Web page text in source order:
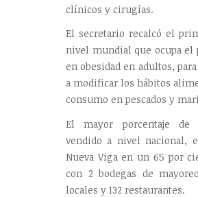
clínicos y cirugías.
El secretario recalcó el
nivel mundial que ocupa el
en obesidad en adultos,
a modificar los hábitos
consumo en pescados y
El mayor porcentaje de
vendido a nivel nacional,
Nueva Viga en un 65 por
con 2 bodegas de
locales y 132 restaurantes.